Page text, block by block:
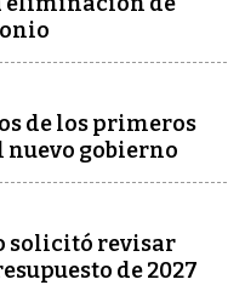
de los primeros
gobierno
solicitó revisar
de 2027